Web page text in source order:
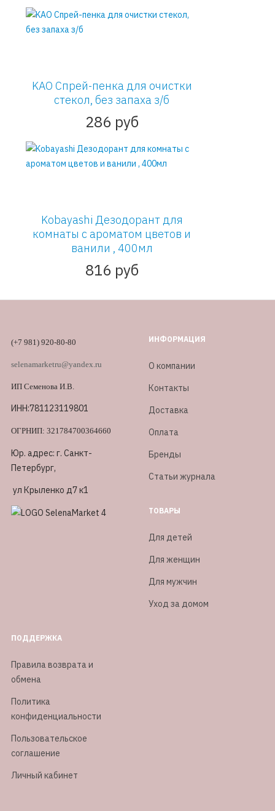
KAO Спрей-пенка для очистки
стекол, без запаха з/б
286 руб
Kobayashi Дезодорант для
комнаты с ароматом цветов и
ванили , 400мл
816 руб
(+7 981) 920-80-80
selenamarketru@yandex.ru
ИП Семенова И.В.
ИНН:781123119801
ОГРНИП: 321784700364660
Юр. адрес: г. Санкт-
Петербург,
ул Крыленко д7 к1
ИНФОРМАЦИЯ
О компании
Контакты
Доставка
Оплата
Бренды
Статьи журнала
ТОВАРЫ
Для детей
Для женщин
Для мужчин
Уход за домом
ПОДДЕРЖКА
Правила возврата и
обмена
Политика
конфиденциальности
Пользовательское
соглашение
Личный кабинет